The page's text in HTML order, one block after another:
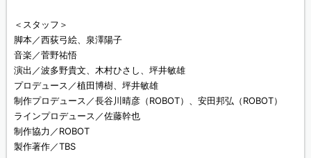
＜スタッフ＞
脚本／西荻弓絵、泉澤陽子
音楽／菅野祐悟
演出／波多野貴文、木村ひさし、坪井敏雄
プロデュース／植田博樹、坪井敏雄
制作プロデュース／長谷川晴彦（ROBOT）、安田邦弘（ROBOT）
ラインプロデュース／佐藤幹也
制作協力／ROBOT
製作著作／TBS